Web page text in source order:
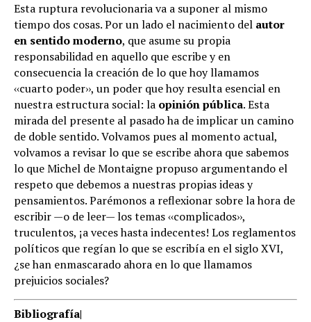
Esta ruptura revolucionaria va a suponer al mismo
tiempo dos cosas. Por un lado el nacimiento del autor
en sentido moderno, que asume su propia
responsabilidad en aquello que escribe y en
consecuencia la creación de lo que hoy llamamos
‹‹cuarto poder››, un poder que hoy resulta esencial en
nuestra estructura social: la opinión pública. Esta
mirada del presente al pasado ha de implicar un camino
de doble sentido. Volvamos pues al momento actual,
volvamos a revisar lo que se escribe ahora que sabemos
lo que Michel de Montaigne propuso argumentando el
respeto que debemos a nuestras propias ideas y
pensamientos. Parémonos a reflexionar sobre la hora de
escribir —o de leer— los temas ‹‹complicados››,
truculentos, ¡a veces hasta indecentes! Los reglamentos
políticos que regían lo que se escribía en el siglo XVI,
¿se han enmascarado ahora en lo que llamamos
prejuicios sociales?
Bibliografía|